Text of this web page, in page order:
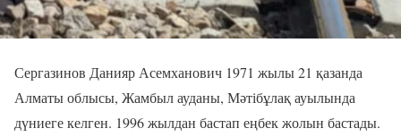
Сергазинов Данияр Асемханович 1971 жылы 21 қазанда
Алматы облысы, Жамбыл ауданы, Мәтібұлақ ауылында
дүниеге келген. 1996 жылдан бастап еңбек жолын бастады.